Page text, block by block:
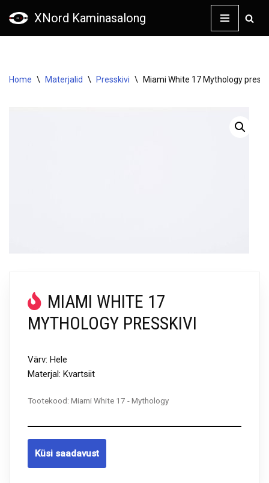
XNord Kaminasalong
Home \ Materjalid \ Presskivi \ Miami White 17 Mythology
MIAMI WHITE 17
MYTHOLOGY PRESSKIVI
Värv: Hele
Materjal: Kvartsiit
Tootekood: Miami White 17 - Mythology
Küsi saadavust